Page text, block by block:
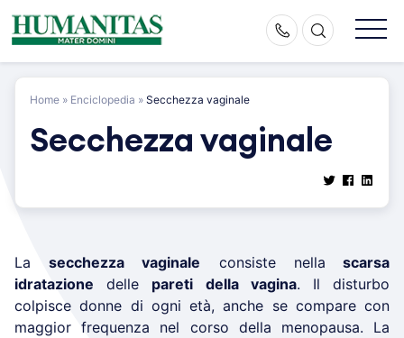
Skip
to
Home » Enciclopedia » Secchezza vaginale
Secchezza vaginale
Lasecchezza vaginale consiste nella scarsa
idratazione delle pareti della vagina. Il disturbo
colpisce donne di ogni età, anche se compare con
maggior frequenza nel corso della menopausa. La